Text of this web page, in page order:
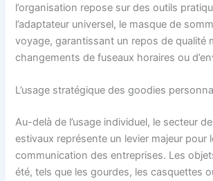
l’organisation repose sur des outils
l’adaptateur universel, le masque de
voyage, garantissant un repos de qualité
changements de fuseaux horaires ou
L’usage stratégique des goodies
Au-delà de l’usage individuel, le secteur
estivaux représente un levier majeur pour
communication des entreprises. Les
été, tels que les gourdes, les casquettes